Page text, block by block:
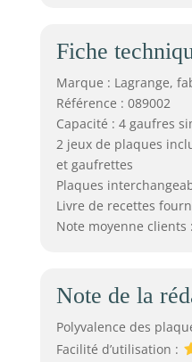
Fiche
Marque : Lagrange,
Référence : 089002
Capacité : 4 gaufres
2 jeux de plaques
et gaufrettes
Plaques
Livre de recettes
Note moyenne clients
Note de la
Polyvalence des
Facilité d’utilisation :